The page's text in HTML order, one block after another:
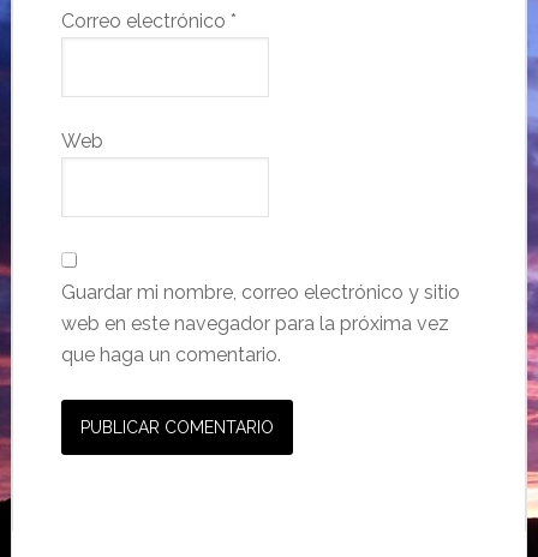
Correo electrónico *
Web
Guardar mi nombre, correo electrónico y sitio
web en este navegador para la próxima vez
que haga un comentario.